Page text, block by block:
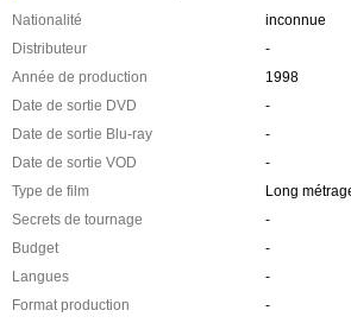
Nationalité
inconnue
Distributeur
-
Année de production
1998
Date de sortie DVD
-
Date de sortie Blu-ray
-
Date de sortie VOD
-
Type de film
Long
Secrets de tournage
-
Budget
-
Langues
-
Format production
-